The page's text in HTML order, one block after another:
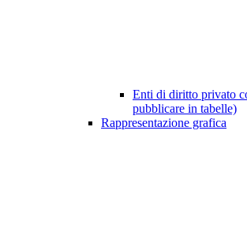
Enti di diritto privato
pubblicare in tabelle)
Rappresentazione grafica